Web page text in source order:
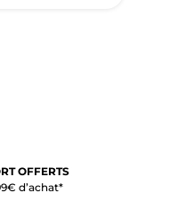
OFFERTS
d’achat*